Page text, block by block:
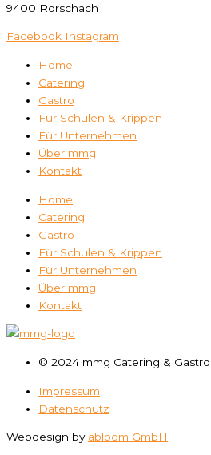
9400 Rorschach
Facebook Instagram
Home
Catering
Gastro
Für Schulen & Krippen
Für Unternehmen
Über mmg
Kontakt
Home
Catering
Gastro
Für Schulen & Krippen
Für Unternehmen
Über mmg
Kontakt
© 2024 mmg Catering & Gastro
Impressum
Datenschutz
Webdesign by abloom GmbH